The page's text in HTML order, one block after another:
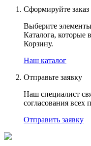
Сформируйте заказ
Выберите
Каталога, которые
Корзину.
Наш каталог
Отправьте заявку
Наш специалист
согласования всех
Отправить заявку